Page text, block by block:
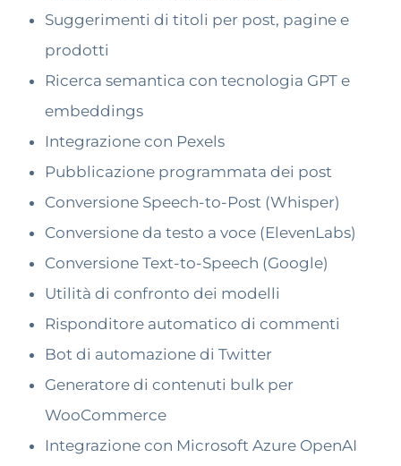
Suggerimenti di titoli per post, pagine e
prodotti
Ricerca semantica con tecnologia GPT e
embeddings
Integrazione con Pexels
Pubblicazione programmata dei post
Conversione Speech-to-Post (Whisper)
Conversione da testo a voce (ElevenLabs)
Conversione Text-to-Speech (Google)
Utilità di confronto dei modelli
Risponditore automatico di commenti
Bot di automazione di Twitter
Generatore di contenuti bulk per
WooCommerce
Integrazione con Microsoft Azure OpenAI